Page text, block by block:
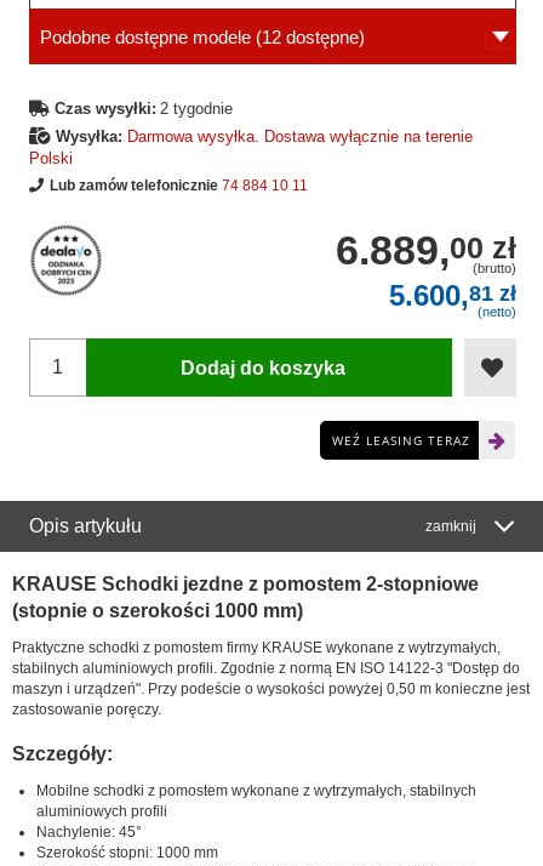
Podobne dostępne modele (12 dostępne)
Czas wysyłki: 2 tygodnie
Wysyłka: Darmowa wysyłka. Dostawa wyłącznie na terenie
Polski
Lub zamów telefonicznie 74 884 10 11
6.889,00 zł
(brutto)
5.600,81 zł
(netto)
Dodaj do koszyka
WEŹ LEASING TERAZ
Opis artykułu zamknij
KRAUSE Schodki jezdne z pomostem 2-stopniowe
(stopnie o szerokości 1000 mm)
Praktyczne schodki z pomostem firmy KRAUSE wykonane z wytrzymałych,
stabilnych aluminiowych profili. Zgodnie z normą EN ISO 14122-3 "Dostęp do
maszyn i urządzeń". Przy podeście o wysokości powyżej 0,50 m konieczne jest
zastosowanie poręczy.
Szczegóły:
Mobilne schodki z pomostem wykonane z wytrzymałych, stabilnych
aluminiowych profili
Nachylenie: 45°
Szerokość stopni: 1000 mm